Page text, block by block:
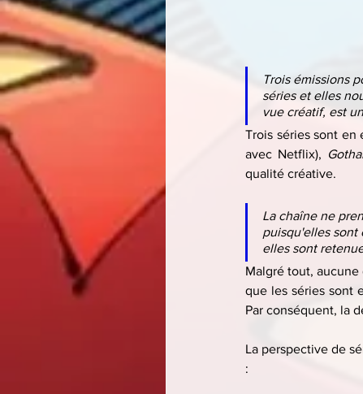
Trois émissions
séries et elles
vue créatif, est
Trois séries sont en
avec Netflix),
qualité créative.
La chaîne ne
puisqu'elles sont
elles sont
Malgré tout,
que les séries sont
Par conséquent, la
La perspective de
: